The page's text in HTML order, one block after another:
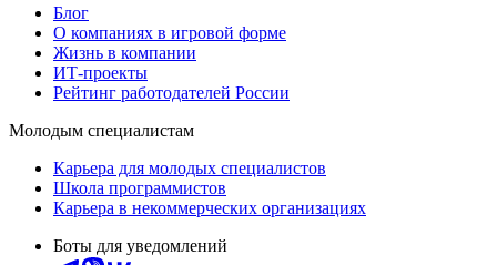
Блог
О компаниях в игровой форме
Жизнь в компании
ИТ-проекты
Рейтинг работодателей России
Молодым специалистам
Карьера для молодых специалистов
Школа программистов
Карьера в некоммерческих организациях
Боты для уведомлений